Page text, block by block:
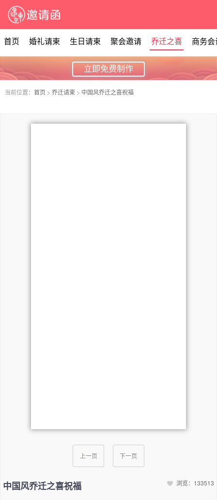
首页 婚礼请柬 生日请柬 聚会邀请 乔迁之喜 商务会
立即免费制作
当前位置： 首页 > 乔迁请柬 > 中国风乔迁之喜祝福
上一页 下一页
中国风乔迁之喜祝福 浏览：133513